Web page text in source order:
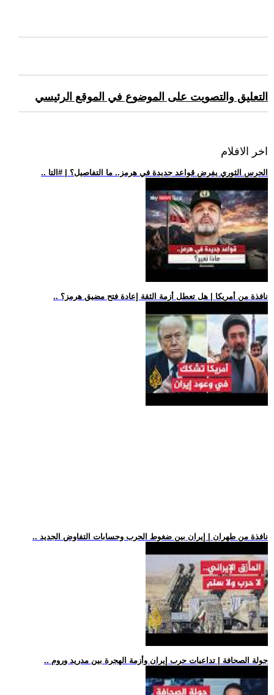
التعليق والتصويت على الموضوع في الموقع الرئيسي
اخر الافلام
.. الحرس الثوري يفرض قواعد جديدة في هرمز.. ما التفاصيل؟ | #التا
.. نافذة من أمريكا | هل تعطل أزمة الثقة إعادة فتح مضيق هرمز؟
.. نافذة من طهران | إيران بين ضغوط الحرب وحسابات التفاوض الجديد
.. جولة الصحافة | تداعيات حرب إيران وأزمة الهجرة بين مدريد وروم